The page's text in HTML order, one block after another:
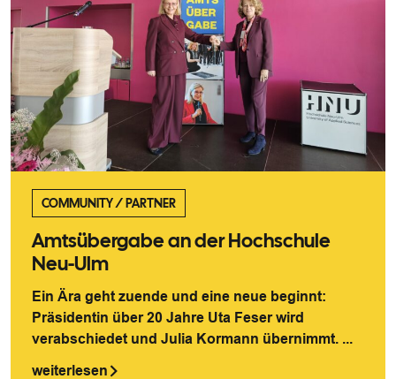
COMMUNITY/PARTNER
Amtsübergabe an der Hochschule
Neu-Ulm
Ein Ära geht zuende und eine neue beginnt:
Präsidentin über 20 Jahre Uta Feser wird
verabschiedet und Julia Kormann übernimmt. ...
weiterlesen